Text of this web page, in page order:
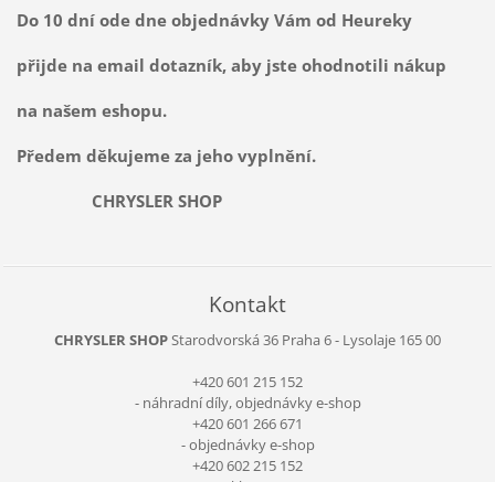
Do 10 dní ode dne objednávky Vám od Heureky
přijde na email dotazník, aby jste ohodnotili nákup
na našem eshopu.
Předem děkujeme za jeho vyplnění.
CHRYSLER SHOP
Kontakt
CHRYSLER SHOPStarodvorská 36 Praha 6 - Lysolaje 165 00
+420 601 215 152
- náhradní díly, objednávky e-shop
+420 601 266 671
- objednávky e-shop
+420 602 215 152